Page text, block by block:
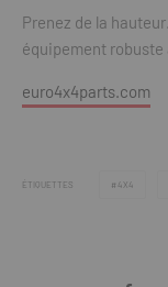
Prenez de la
équipement robuste
euro4x4parts.com
ÉTIQUETTES 4X4